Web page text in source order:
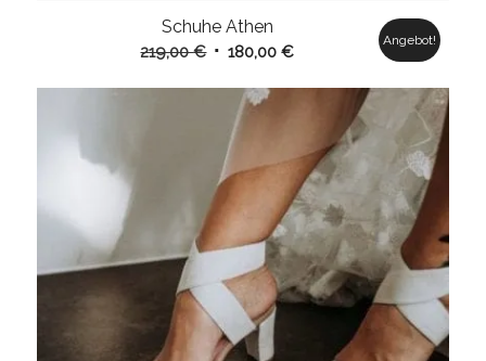
Schuhe Athen
219,00€ Ursprünglicher
war:
219,00 €
180,00€Aktueller
180,00 €.
Angebot!